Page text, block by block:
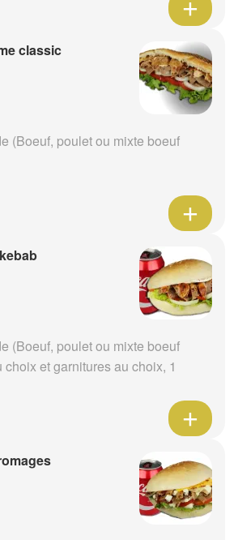
classic
(Boeuf, poulet ou mixte boeuf
(Boeuf, poulet ou mixte boeuf
et garnitures au choix, 1